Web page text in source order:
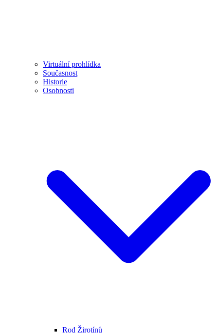
Virtuální prohlídka
Současnost
Historie
Osobnosti
Rod Žirotínů